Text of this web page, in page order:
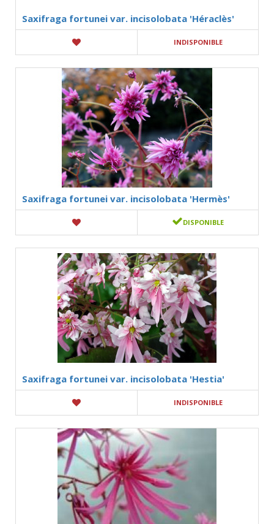
Saxifraga fortunei var. incisolobata 'Héraclès'
INDISPONIBLE
Saxifraga fortunei var. incisolobata 'Hermès'
DISPONIBLE
Saxifraga fortunei var. incisolobata 'Hestia'
INDISPONIBLE